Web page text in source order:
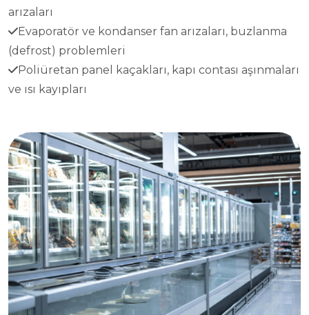
arızaları
Evaporatör ve kondanser fan arızaları, buzlanma
(defrost) problemleri
Poliüretan panel kaçakları, kapı contası aşınmaları
ve ısı kayıpları